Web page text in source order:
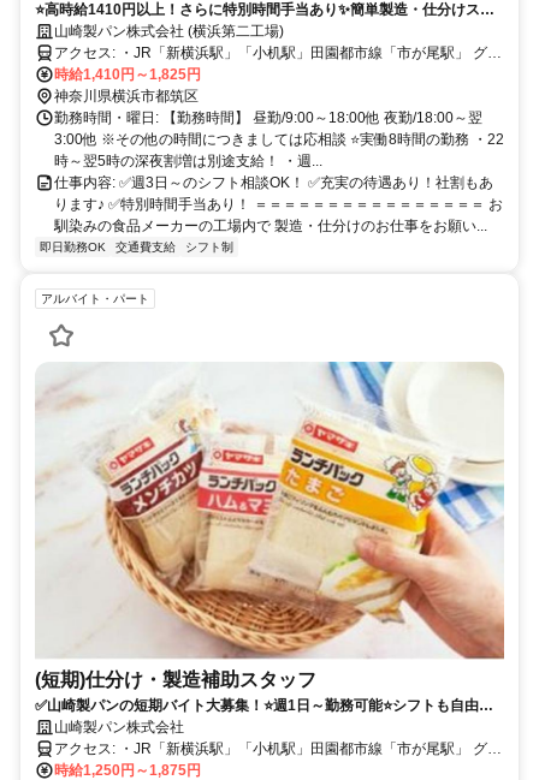
⭐高時給1410円以上！さらに特別時間手当あり✨簡単製造・仕分けスタ
ッフ大募集！
山崎製パン株式会社 (横浜第二工場)
アクセス: ・JR「新横浜駅」「小机駅」田園都市線「市が尾駅」 グリ
ーンライン「川和町駅」より東急バス03系統乗車 →「川向町」下
車、徒歩3分 ・JR「中山駅」「菊名駅」「鶴見駅」 ブルーライン
「新羽駅」東急東横線「大倉山駅」 より横浜市営バス41系統乗車
→「東方町」下車、徒歩5分 ・JR「鴨居駅」徒歩30分 ・車、バイ
ク、自転車通勤OK ※車通勤の場合、駐車場代3300円を 給与から天
引きさせて頂きます。
時給1,410円～1,825円
神奈川県横浜市都筑区
勤務時間・曜日: 【勤務時間】 昼勤/9:00～18:00他 夜勤/18:00～翌
3:00他 ※その他の時間につきましては応相談 ⭐実働8時間の勤務 ・22
時～翌5時の深夜割増は別途支給！ ・週...
仕事内容: ✅週3日～のシフト相談OK！ ✅充実の待遇あり！社割もあ
ります♪ ✅特別時間手当あり！ ＝＝＝＝＝＝＝＝＝＝＝＝＝＝＝＝ お
馴染みの食品メーカーの工場内で 製造・仕分けのお仕事をお願い...
即日勤務OK 交通費支給 シフト制
アルバイト・パート
(短期)仕分け・製造補助スタッフ
✅山崎製パンの短期バイト大募集！⭐週1日～勤務可能⭐シフトも自由に
調整可能なのでプライベートと両立しやすいお仕事♪
山崎製パン株式会社
アクセス: ・JR「新横浜駅」「小机駅」田園都市線「市が尾駅」 グリ
ーンライン「川和町駅」より東急バス03系統乗車 →「川向町」下
時給1,250円～1,875円